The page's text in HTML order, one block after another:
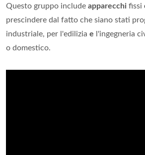
Questo gruppo include apparecchi fissi
prescindere dal fatto che siano stati
industriale, per l'edilizia e l'ingegneria
o domestico.